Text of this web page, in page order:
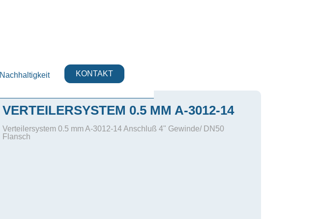
Nachhaltigkeit KONTAKT
VERTEILERSYSTEM 0.5 MM A-3012-14
Verteilersystem 0.5 mm A-3012-14 Anschluß 4" Gewinde/ DN50
Flansch